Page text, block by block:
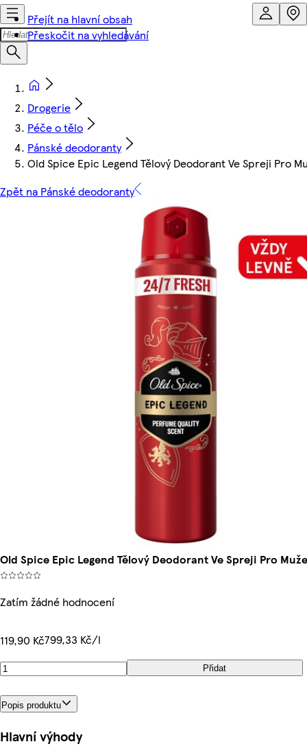
Přejít na hlavní obsah
Přeskočit na vyhledávání
Drogerie
Péče o tělo
Pánské deodoranty
Old Spice Epic Legend Tělový Deodorant Ve Spreji Pro
Zpět na Pánské deodoranty
Old Spice Epic Legend Tělový Deodorant Ve Spreji Pro
Zatím žádné hodnocení
119,90 Kč799,33 Kč/l
Přidat
Popis produktu
Hlavní výhody